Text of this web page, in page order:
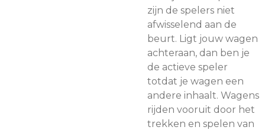
zijn de spelers niet
afwisselend aan de
beurt. Ligt jouw wagen
achteraan, dan ben je
de actieve speler
totdat je wagen een
andere inhaalt. Wagens
rijden vooruit door het
trekken en spelen van